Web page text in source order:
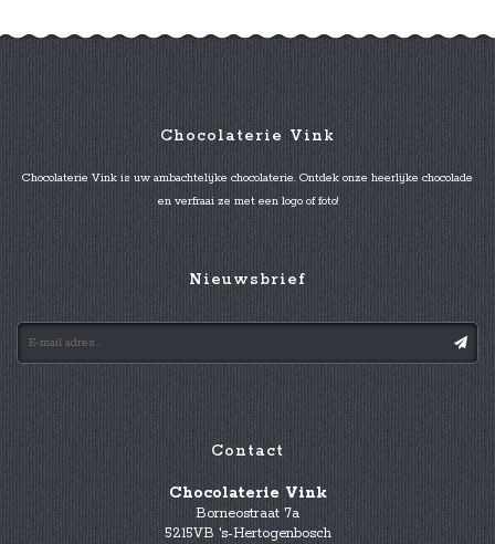
Chocolaterie Vink
Chocolaterie Vink is uw ambachtelijke chocolaterie. Ontdek onze heerlijke chocolade
en verfraai ze met een logo of foto!
Nieuwsbrief
Contact
Chocolaterie Vink
Borneostraat 7a
5215VB 's-Hertogenbosch